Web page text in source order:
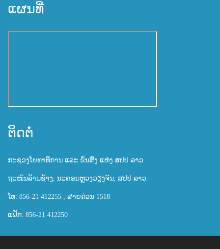
ແຜນທີ່
ຕິດຕໍ່
ກະຊວງໂຍທາທິການ ແລະ ຂົນສົ່ງ ແຫ່ງ ສປປ ລາວ
ຖະໜົນລ້ານຊ້າງ, ນະຄອນຫຼວງວຽງຈັນ, ສປປ ລາວ
ໂທ: 856-21 412255 , ສາຍດ່ວນ 1518
ແຟັກ: 856-21 412250